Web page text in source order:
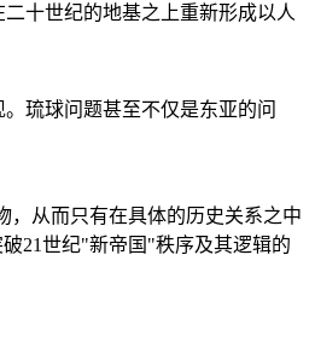
十世纪的地基之上重新形成以人
琉球问题甚至不仅是东亚的问
，从而只有在具体的历史关系之中
21世纪"新帝国"秩序及其逻辑的